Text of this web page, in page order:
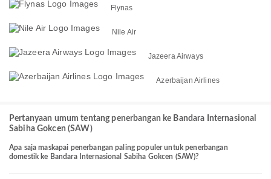
Flynas
Nile Air
Jazeera Airways
Azerbaijan Airlines
Pertanyaan umum tentang penerbangan ke Bandara Internasional
Sabiha Gokcen (SAW)
Apa saja maskapai penerbangan paling populer untuk penerbangan
domestik ke Bandara Internasional Sabiha Gokcen (SAW)?